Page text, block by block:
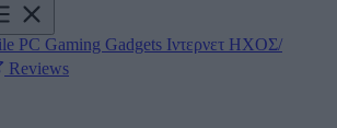
PC Gaming Gadgets Ιντερνετ ΗΧΟΣ/
Reviews